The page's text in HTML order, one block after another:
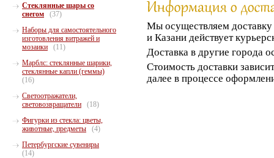
Мы осуществляем доставку
и Казани действует
Доставка в другие города
Стоимость доставки
далее в процессе
Стеклянные шары со
снегом
(37)
Наборы для самостоятельного
изготовления витражей и
мозаики
(11)
Марблс: стеклянные шарики,
стеклянные капли (геммы)
(16)
Светоотражатели,
световозвращатели
(18)
Фигурки из стекла: цветы,
животные, предметы
(4)
Петербургские сувениры
(14)